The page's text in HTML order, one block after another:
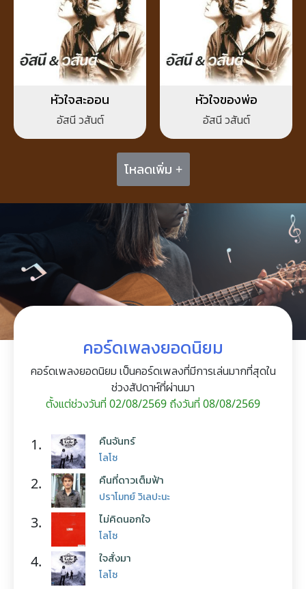
หัวใจสะออน
อัสนี วสันต์
หัวใจของพ่อ
อัสนี วสันต์
โหลดเพิ่ม +
คอร์ดเพลงยอดนิยม
คอร์ดเพลงยอดนิยม เป็นคอร์ดเพลงที่มีการเล่นมากที่สุดใน
ช่วงสัปดาห์ที่ผ่านมา
ตั้งแต่ช่วงวันที่ 02/08/2569 ถึงวันที่ 08/08/2569
1. คืนจันทร์
โลโซ
2. คืนที่ดาวเต็มฟ้า
ปราโมทย์ วิเลปะนะ
3. ไม่คิดนอกใจ
โลโซ
4. ใจสั่งมา
โลโซ